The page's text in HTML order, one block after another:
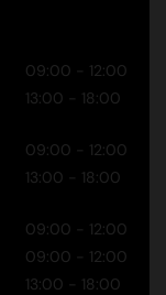
09:00 - 12:00
13:00 - 18:00
09:00 - 12:00
13:00 - 18:00
09:00 - 12:00
09:00 - 12:00
13:00 - 18:00